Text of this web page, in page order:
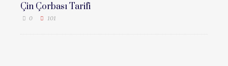
Çin Çorbası Tarifi
0 101